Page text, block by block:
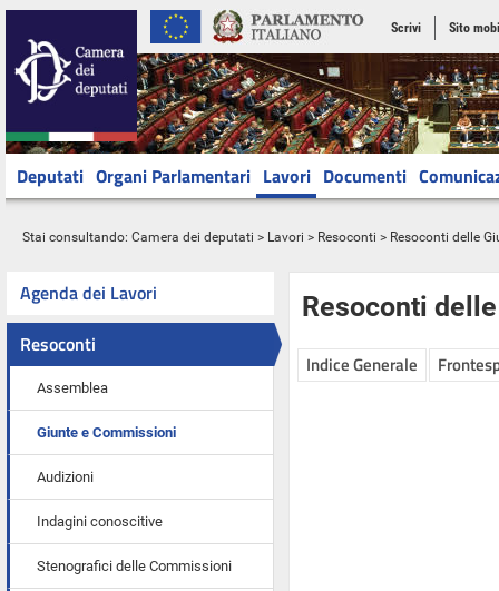
Scrivi Sito
Deputati Organi Parlamentari Lavori Documenti
Stai consultando: Camera dei deputati > Lavori > Resoconti > Resoconti delle
Agenda dei Lavori
Resoconti
Assemblea
Giunte e Commissioni
Audizioni
Indagini conoscitive
Stenografici delle Commissioni
Resoconti
Indice Generale